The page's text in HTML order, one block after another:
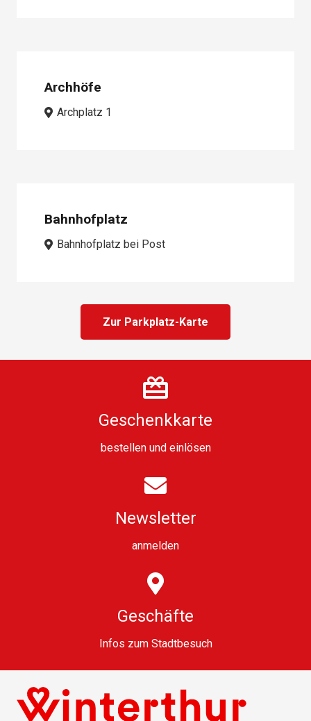
Archhöfe
Archplatz 1
Bahnhofplatz
Bahnhofplatz bei Post
Zur Parkplatz-Karte
Geschenkkarte
bestellenund einlösen
Newsletter
anmelden
Geschäfte
Infos zum Stadtbesuch